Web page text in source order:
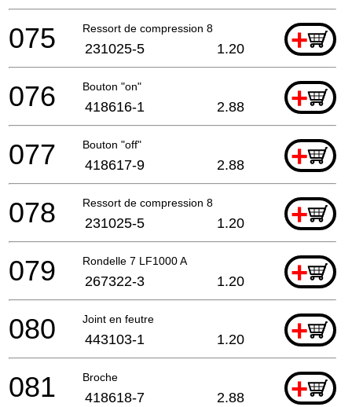
Ressort de compression 8 +
075 231025-5 1.20
Bouton "on" +
076 418616-1 2.88
Bouton "off" +
077 418617-9 2.88
Ressort de compression 8 +
078 231025-5 1.20
Rondelle 7 LF1000 A +
079 267322-3 1.20
Joint en feutre +
080 443103-1 1.20
Broche +
081 418618-7 2.88